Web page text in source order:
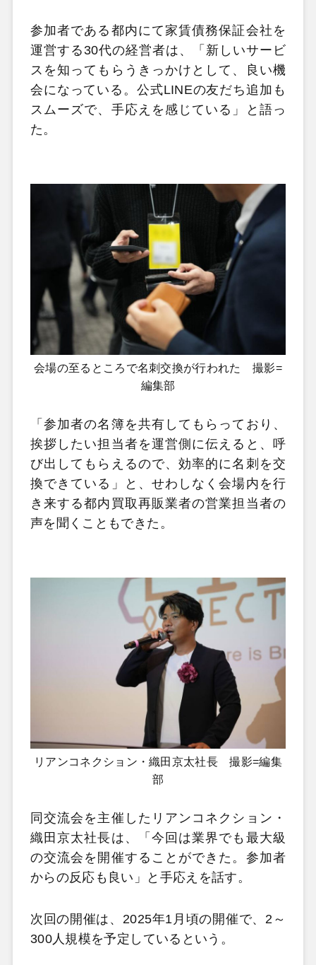
参加者である都内にて家賃債務保証会社を
運営する30代の経営者は、「新しいサービ
スを知ってもらうきっかけとして、良い機
会になっている。公式LINEの友だち追加も
スムーズで、手応えを感じている」と語っ
た。
会場の至るところで名刺交換が行われた 撮影=
編集部
「参加者の名簿を共有してもらっており、
挨拶したい担当者を運営側に伝えると、呼
び出してもらえるので、効率的に名刺を交
換できている」と、せわしなく会場内を行
き来する都内買取再販業者の営業担当者の
声を聞くこともできた。
リアンコネクション・織田京太社長 撮影=編集
部
同交流会を主催したリアンコネクション・
織田京太社長は、「今回は業界でも最大級
の交流会を開催することができた。参加者
からの反応も良い」と手応えを話す。
次回の開催は、2025年1月頃の開催で、2～
300人規模を予定しているという。